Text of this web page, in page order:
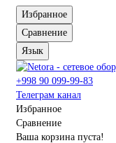
Избранное
Сравнение
Язык
+998 90 099-99-83
Телеграм канал
Избранное
Сравнение
Ваша корзина пуста!